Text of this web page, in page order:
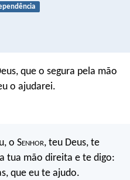
que o segura pela mão
o ajudarei.
o Senhor, teu Deus, te
tua mão direita e te digo:
que eu te ajudo.